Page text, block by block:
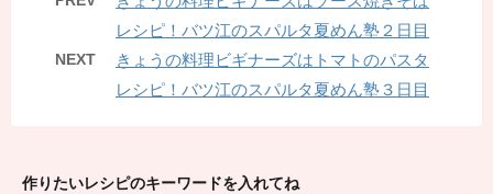
レシピ！バツ江のスパルタ夏めん塾２日目
NEXT
きょうの料理ビギナーズはトマトのパスタ
レシピ！バツ江のスパルタ夏めん塾３日目
作りたいレシピのキーワードを入れてね